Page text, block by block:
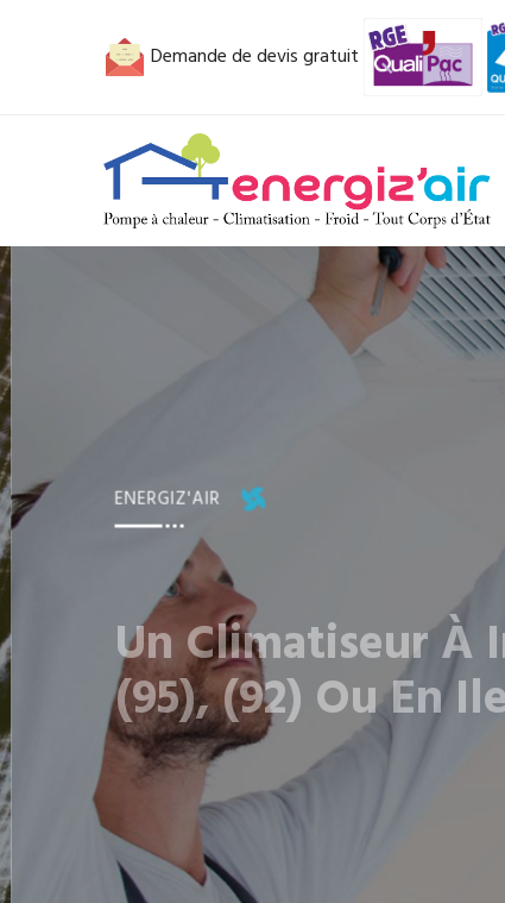
Demande de devis gratuit
ENERGIZ'AIR
Un Climatiseur À
(95), (92) Ou En
Notre société de climatisation se charge
maison soit bien équipée
06 25 21 57 99